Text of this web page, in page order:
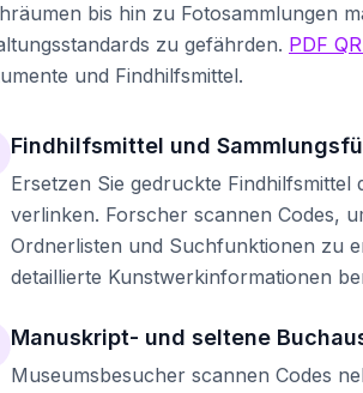
bis hin zu Fotosammlungen
zu gefährden. PDF
und Findhilfsmittel.
Findhilfsmittel und
Ersetzen Sie gedruckte
verlinken. Forscher scannen Codes,
Ordnerlisten und Suchfunktionen zu
detaillierte Kunstwerkinformationen
Manuskript- und seltene
Museumsbesucher scannen Codes